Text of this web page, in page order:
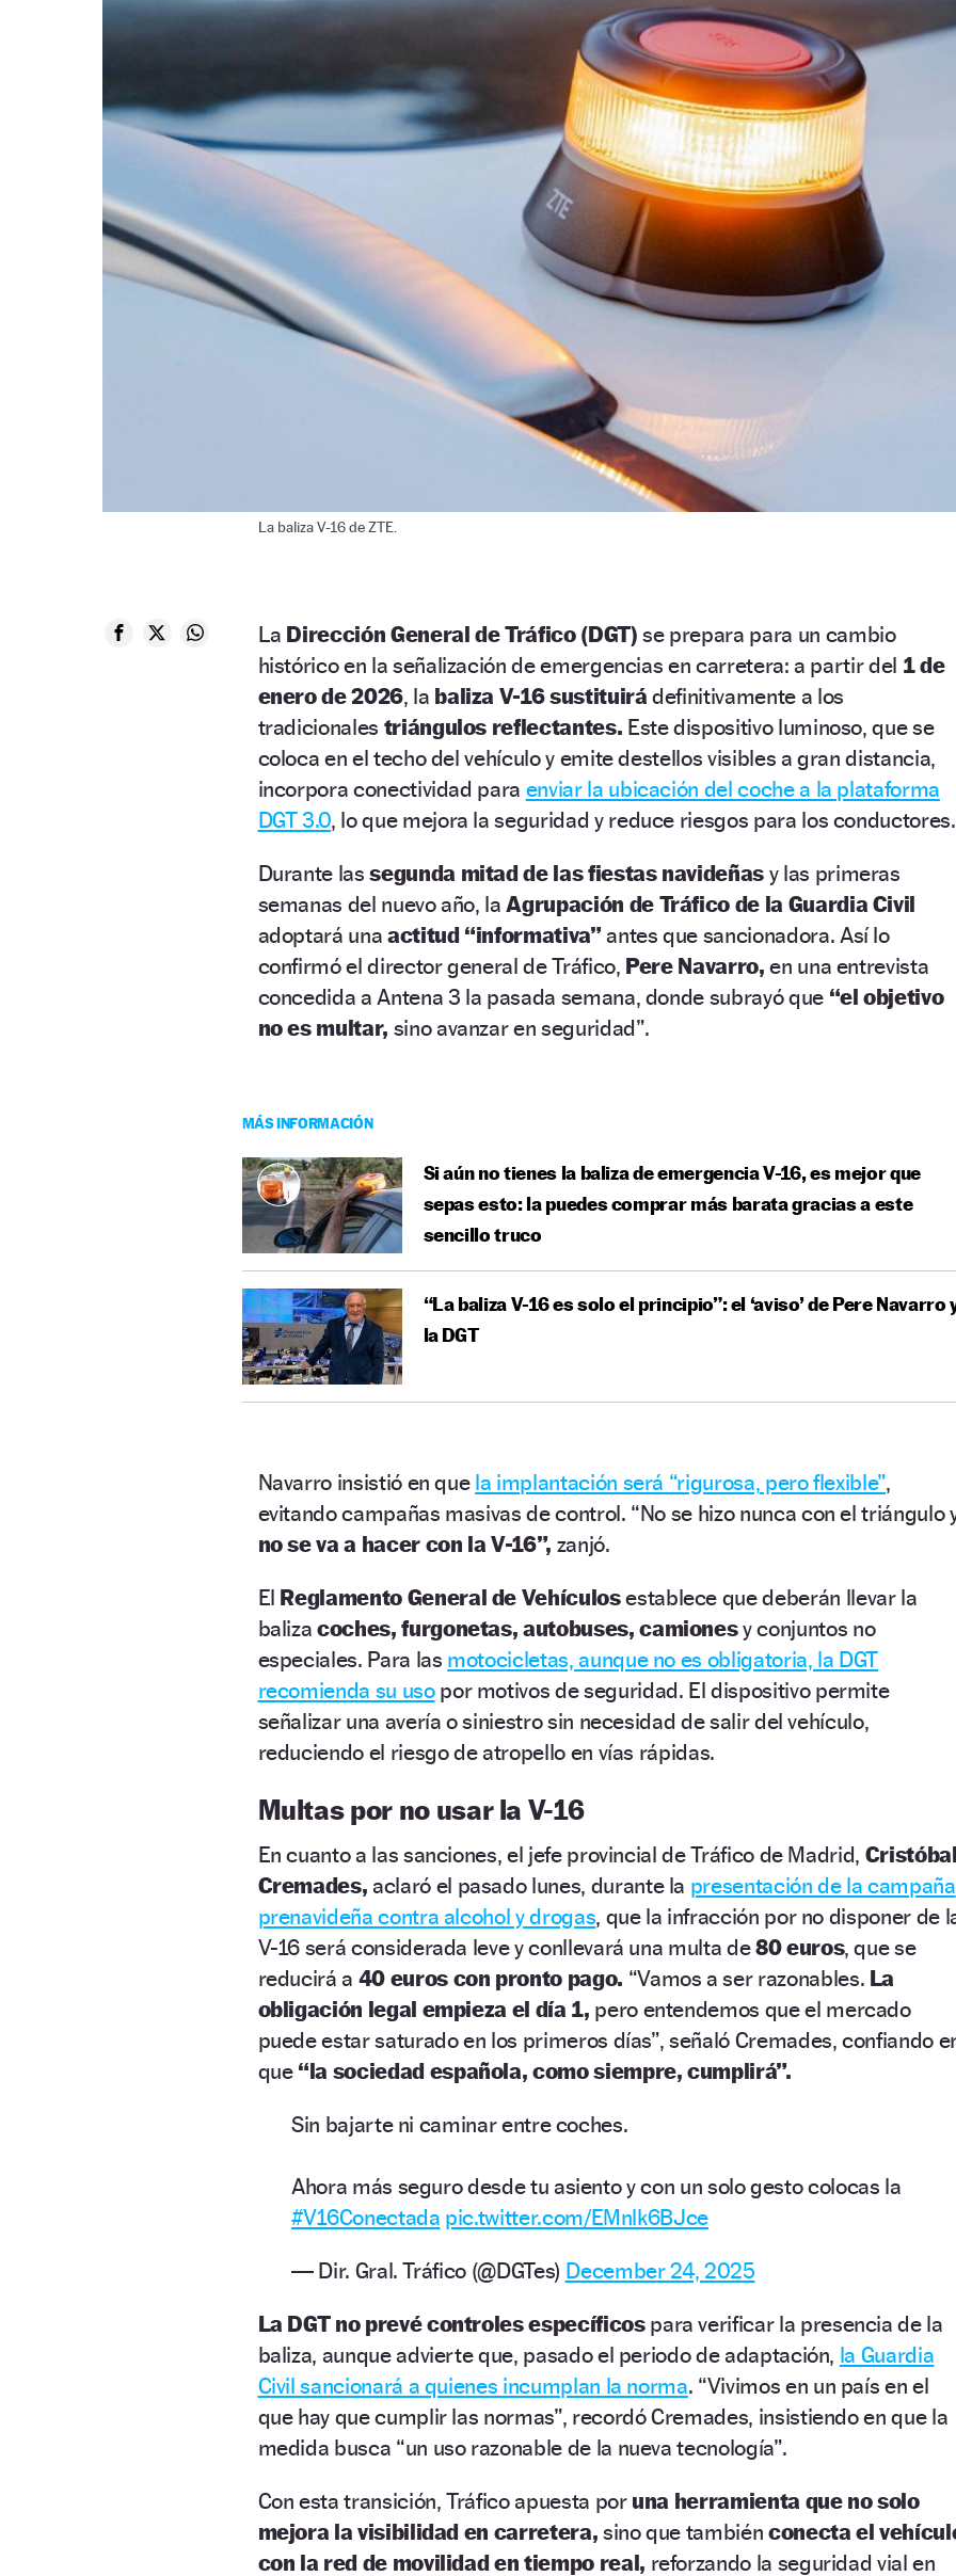
La baliza V-16 de ZTE.
La Dirección General de Tráfico (DGT) se prepara para un cambio
histórico en la señalización de emergencias en carretera: a partir del 1 de
enero de 2026, la baliza V-16 sustituirádefinitivamente a los
tradicionales triángulos reflectantes. Este dispositivo luminoso, que se
coloca en el techo del vehículo y emite destellos visibles a gran distancia,
incorpora conectividad para enviar la ubicación del coche a la plataforma
DGT 3.0, lo que mejora la seguridad y reduce riesgos para los conductores.
Durante lassegunda mitad de las fiestas navideñas y las primeras
semanas del nuevo año, laAgrupación de Tráfico de la Guardia Civil
adoptará una actitud “informativa” antes que sancionadora. Así lo
confirmó el director general de Tráfico, Pere Navarro, en una entrevista
concedida a Antena 3 la pasada semana, donde subrayó que “el objetivo
no es multar, sino avanzar en seguridad”.
MÁS INFORMACIÓN
Si aún no tienes la baliza de emergencia V-16, es mejor que
sepas esto: la puedes comprar más barata gracias a este
sencillo truco
“La baliza V-16 es solo el principio”: el ‘aviso’ de Pere Navarro
la DGT
Navarro insistió en que la implantación será “rigurosa, pero flexible”,
evitando campañas masivas de control. “No se hizo nunca con el triángulo
no se va a hacer con la V-16”, zanjó.
El Reglamento General de Vehículosestablece que deberán llevar la
balizacoches, furgonetas, autobuses, camionesy conjuntos no
especiales. Para las motocicletas, aunque no es obligatoria, la DGT
recomienda su usopor motivos de seguridad. El dispositivo permite
señalizar una avería o siniestro sin necesidad de salir del vehículo,
reduciendo el riesgo de atropello en vías rápidas.
Multas por no usar la V-16
En cuanto a las sanciones, el jefe provincial de Tráfico de Madrid,
Cremades, aclaró el pasado lunes, durante la presentación de la campaña
prenavideña contra alcohol y drogas, que la infracción por no disponer de
V-16 será considerada leve y conllevará una multa de80 euros, que se
reducirá a 40 euros con pronto pago. “Vamos a ser razonables. La
obligación legal empieza el día 1, pero entendemos que el mercado
puede estar saturado en los primeros días”, señaló Cremades, confiando
que “la sociedad española, como siempre, cumplirá”.
Sin bajarte ni caminar entre coches.​
​Ahora más seguro desde tu asiento y con un solo gesto colocas la
#V16Conectada pic.twitter.com/EMnlk6BJce
— Dir. Gral. Tráfico (@DGTes) December 24, 2025
La DGT no prevé controles específicospara verificar la presencia de la
baliza, aunque advierte que, pasado el periodo de adaptación, la Guardia
Civil sancionará a quienes incumplan la norma. “Vivimos en un país en el
que hay que cumplir las normas”, recordó Cremades, insistiendo en que la
medida busca “un uso razonable de la nueva tecnología”.
Con esta transición, Tráfico apuesta por una herramienta que no solo
mejora la visibilidad en carretera, sino que también conecta el
con la red de movilidad en tiempo real, reforzando la seguridad vial en